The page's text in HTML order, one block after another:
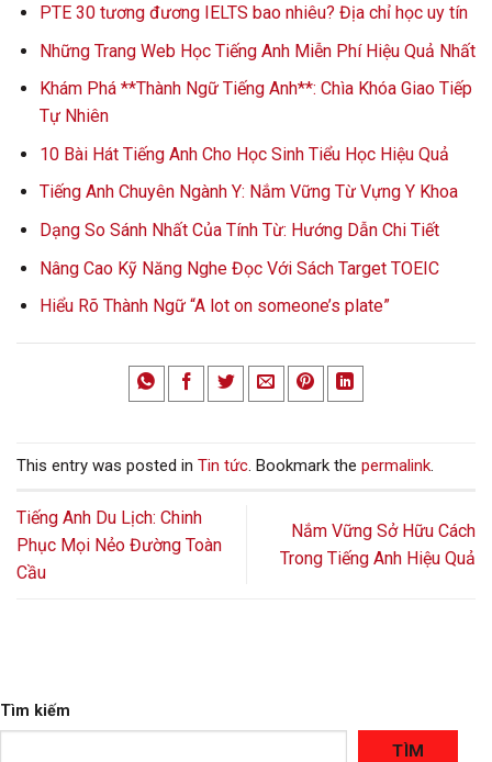
PTE 30 tương đương IELTS bao nhiêu? Địa chỉ học uy tín
Những Trang Web Học Tiếng Anh Miễn Phí Hiệu Quả Nhất
Khám Phá **Thành Ngữ Tiếng Anh**: Chìa Khóa Giao Tiếp
Tự Nhiên
10 Bài Hát Tiếng Anh Cho Học Sinh Tiểu Học Hiệu Quả
Tiếng Anh Chuyên Ngành Y: Nắm Vững Từ Vựng Y Khoa
Dạng So Sánh Nhất Của Tính Từ: Hướng Dẫn Chi Tiết
Nâng Cao Kỹ Năng Nghe Đọc Với Sách Target TOEIC
Hiểu Rõ Thành Ngữ “A lot on someone’s plate”
This entry was posted in Tin tức . Bookmark the permalink
Tiếng Anh Du Lịch: Chinh
Phục Mọi Nẻo Đường Toàn
Cầu
Nắm Vững Sở Hữu Cách
Trong Tiếng Anh Hiệu Quả
Tìm kiếm
TÌM